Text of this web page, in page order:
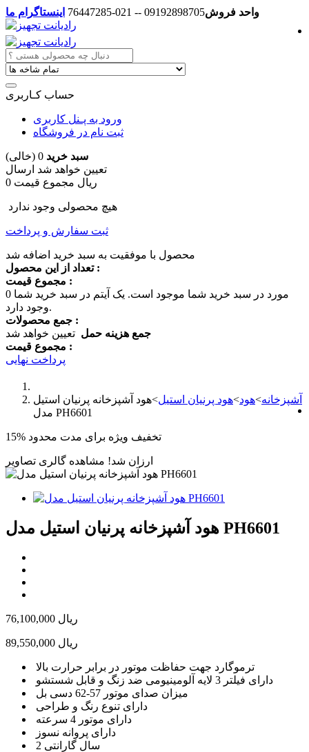
واحد فروش09192898705 -- 021-76447285 اینستاگرام ما
حساب کـاربری
ورود به پـنل کاربری
ثبت نام در فروشگاه
سبد خرید 0 (خالی)
تعیین خواهد شد ارسال
0 ریال مجموع قیمت
هیچ محصولی وجود ندارد
ثبت سفارش و پرداخت
محصول با موفقیت به سبد خرید اضافه شد
تعداد از این محصول :
مجموع قیمت :
0
مورد در سبد خرید شما موجود است. یک آیتم در سبد خرید شما
وجود دارد.
جمع محصولات :
جمع هزینه حمل تعیین خواهد شد
مجموع قیمت :
پرداخت نهایی
آشپزخانه>هود>هود پرنیان استیل>هود آشپزخانه پرنیان استیل
مدل PH6601
15% تخفیف ویژه برای مدت محدود
ارزان شد! مشاهده گالری تصاویر
هود آشپزخانه پرنیان استیل مدل PH6601
76,100,000 ریال
89,550,000 ریال
ترموگارد جهت حفاظت موتور در برابر حرارت بالا
دارای فیلتر 3 لایه آلومینیومی ضد زنگ و قابل شستشو
میزان صدای موتور 57-62 دسی بل
دارای تنوع رنگ و طراحی
دارای موتور 4 سرعته
دارای پروانه نسوز
2 سال گارانتی